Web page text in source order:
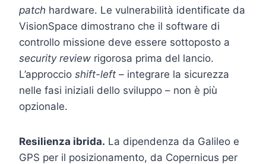
patch hardware. Le vulnerabilità identificate da
VisionSpace dimostrano che il software di
controllo missione deve essere sottoposto a
security review rigorosa prima del lancio.
L’approccio shift-left – integrare la sicurezza
nelle fasi iniziali dello sviluppo – non è più
opzionale.
Resilienza ibrida. La dipendenza da Galileo e
GPS per il posizionamento, da Copernicus per